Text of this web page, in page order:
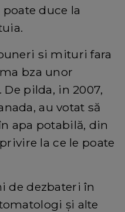
duce la
si mituri fara
bza unor
pilda, in 2007,
au votat să
apa potabilă, din
la ce le poate
de dezbateri în
și alte